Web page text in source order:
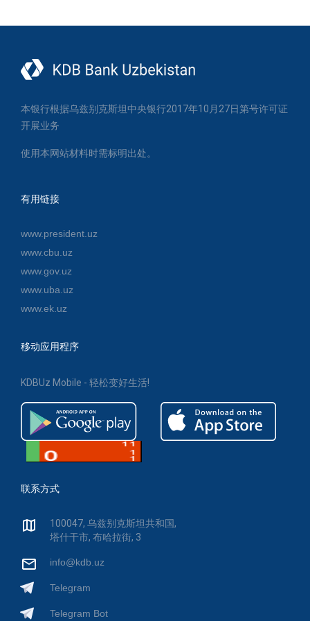
本银行根据乌兹别克斯坦中央银行2017年10月27日第号许可证
开展业务
使用本网站材料时需标明出处。
有用链接
www.president.uz
www.cbu.uz
www.gov.uz
www.uba.uz
www.ek.uz
移动应用程序
KDBUz Mobile - 轻松变好生活!
联系方式
100047, 乌兹别克斯坦共和国,
塔什干市, 布哈拉街, 3
info@kdb.uz
Telegram
Telegram Bot